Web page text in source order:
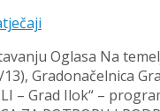
Oglasa Na
Gradonačelnica
– Grad Ilok“ –